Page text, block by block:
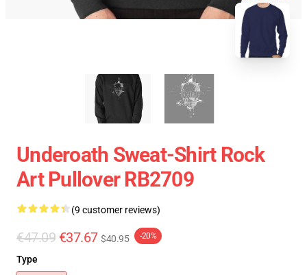
Underoath Sweat-Shirt Rock
Art Pullover RB2709
(9 customer reviews)
€47.09 €37.67 $40.95 -20%
Type